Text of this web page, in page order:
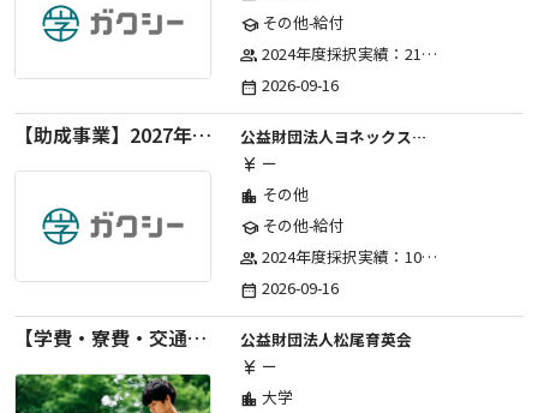
schoolその他-給付
group 2024年度採択実績：21事業（前期11・後期10）、2025年度採択実績：30事業（前期15・後期15）、2026年度採択実績：40事業 ※2026年度より、前期・後期の区分を廃止し、年1回の申請受付となりました。
date_range 2026-09-16
【助成事業】2027年度（通年）ジュニアスポーツ振興に関する助成金
公益財団法人ヨネックススポーツ振興財団
currency_yen ー
location_city その他
schoolその他-給付
group 2024年度採択実績：107事業（前期45・後期62）、2025年度採択実績：103事業（前期48・後期55）、2026年度採択実績：97事業 ※2026年度より、前期・後期の区分を廃止し、年1回の申請受付となりました。
date_range 2026-09-16
【学費・寮費・交通費給付】2027年度第71期育英生募集
公益財団法人松尾育英会
currency_yen ー
location_city 大学